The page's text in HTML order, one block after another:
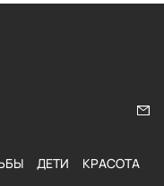
ДЕТИ КРАСОТА